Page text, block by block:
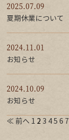
2025.07.09
夏期休業について
2024.11.01
お知らせ
2024.10.09
お知らせ
≪ 前へ 1 2 3 4 5 6 7